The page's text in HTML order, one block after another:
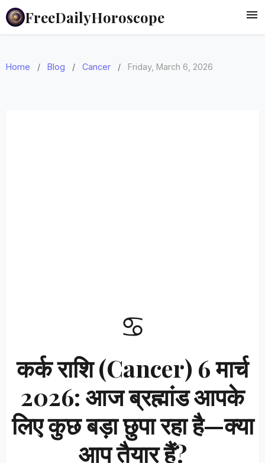
FreeDailyHoroscope
Home / Blog / Cancer / Friday, March 6, 2026
♋
कर्क राशि (Cancer) 6 मार्च
2026: आज ब्रह्मांड आपके
लिए कुछ बड़ा छुपा रहा है—क्या
आप तैयार हैं?